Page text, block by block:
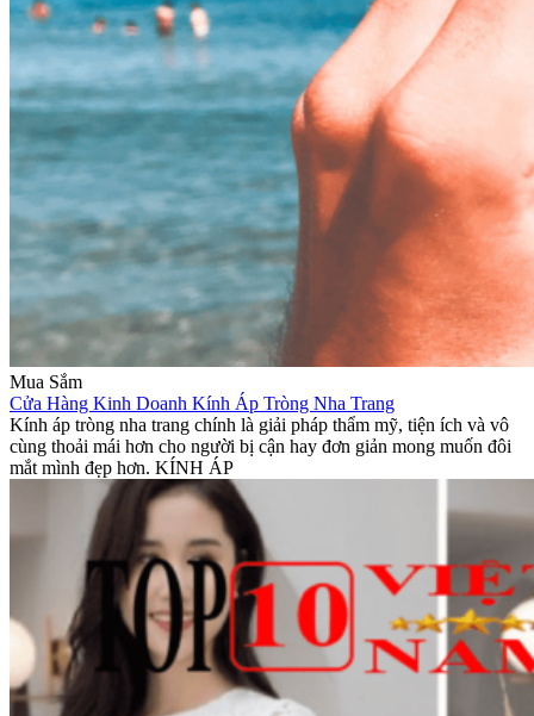
Mua Sắm
Cửa Hàng Kinh Doanh Kính Áp Tròng Nha Trang
Kính áp tròng nha trang chính là giải pháp thẩm mỹ, tiện ích và vô
cùng thoải mái hơn cho người bị cận hay đơn giản mong muốn đôi
mắt mình đẹp hơn. KÍNH ÁP